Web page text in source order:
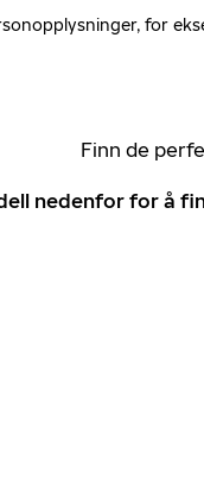
for
Finn de
nedenfor for å